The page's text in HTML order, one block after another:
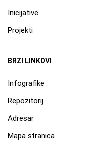
Inicijative
Projekti
BRZI LINKOVI
Infografike
Repozitorij
Adresar
Mapa stranica